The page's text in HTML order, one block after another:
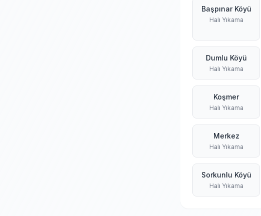
Başpınar Köyü
Halı Yıkama
Dumlu Köyü
Halı Yıkama
Koşmer
Halı Yıkama
Merkez
Halı Yıkama
Sorkunlu Köyü
Halı Yıkama